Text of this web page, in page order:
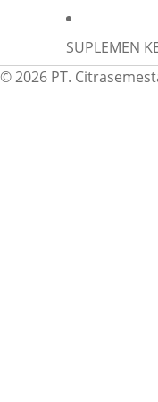
SUPLEMEN
© 2026 PT.